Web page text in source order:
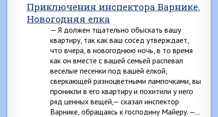
Приключения инспектора Варнике.
Новогодняя елка
— Я должен тщательно обыскать вашу
квартиру, так как ваш сосед утверждает,
что вчера, в новогоднюю ночь, в то время
как он вместе с вашей семьей распевал
веселые песенки под вашей елкой,
сверкающей разноцветными лампочками, вы
проникли в его квартиру и похитили у него
ряд ценных вещей,— сказал инспектор
Варнике, обращаясь к господину Майеру. —…